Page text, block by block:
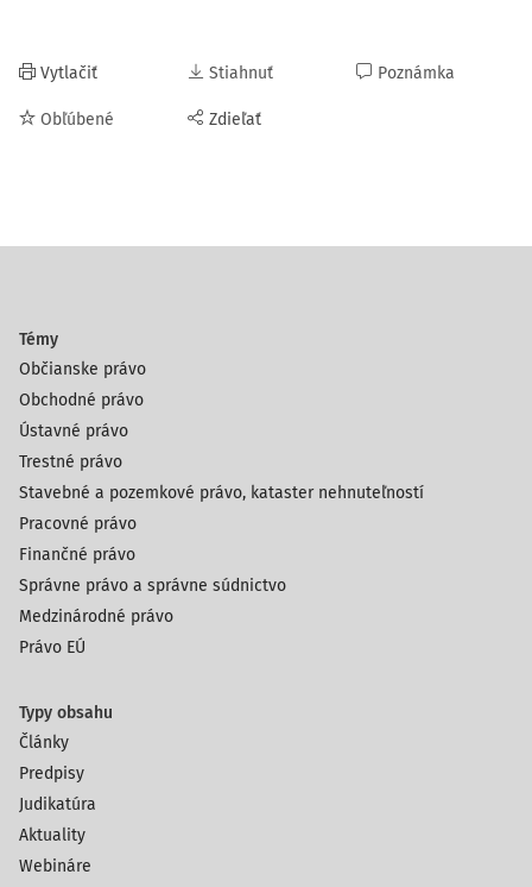
Vytlačiť
Obľúbené
Stiahnuť
Zdieľať
Poznámka
Témy
Občianske právo
Obchodné právo
Ústavné právo
Trestné právo
Stavebné a pozemkové právo, kataster nehnuteľností
Pracovné právo
Finančné právo
Správne právo a správne súdnictvo
Medzinárodné právo
Právo EÚ
Typy obsahu
Články
Predpisy
Judikatúra
Aktuality
Webináre